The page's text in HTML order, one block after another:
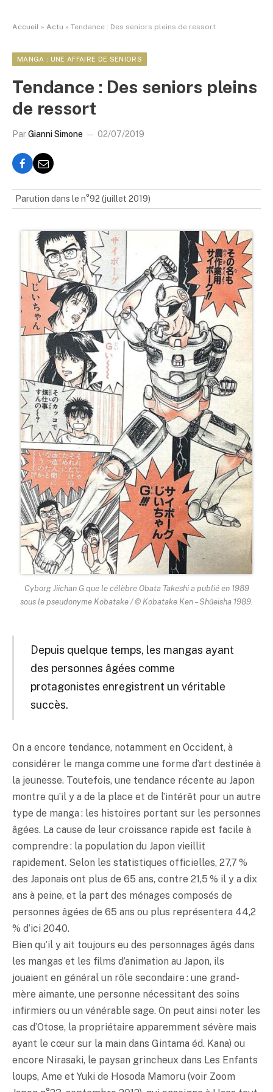
Accueil » Actu » Tendance : Des seniors pleins de ressort
MANGA : UNE AFFAIRE DE SENIORS
Tendance : Des seniors pleins
de ressort
ParGianni Simone 02/07/2019
Parution dans le n°92 (juillet 2019)
Cyborg Jiichan G que le célèbre Obata Takeshi a publié en 1989
sous le pseudonyme Kobatake / © Kobatake Ken – Shûeisha 1989.
Depuis quelque temps, les mangas ayant
des personnes âgées comme
protagonistes enregistrent un véritable
succès.
On a encore tendance, notamment en Occident, à
considérer le manga comme une forme d’art destinée à
la jeunesse. Toutefois, une tendance récente au Japon
montre qu’il y a de la place et de l’intérêt pour un autre
type de manga : les histoires portant sur les personnes
âgées. La cause de leur croissance rapide est facile à
comprendre : la population du Japon vieillit
rapidement. Selon les statistiques officielles, 27,7 %
des Japonais ont plus de 65 ans, contre 21,5 % il y a dix
ans à peine, et la part des ménages composés de
personnes âgées de 65 ans ou plus représentera 44,2
% d’ici 2040.
Bien qu’il y ait toujours eu des personnages âgés dans
les mangas et les films d’animation au Japon, ils
jouaient en général un rôle secondaire : une grand-
mère aimante, une personne nécessitant des soins
infirmiers ou un vénérable sage. On peut ainsi noter les
cas d’Otose, la propriétaire apparemment sévère mais
ayant le cœur sur la main dans Gintama éd. Kana) ou
encore Nirasaki, le paysan grincheux dans Les Enfants
loups, Ame et Yuki de Hosoda Mamoru (voir Zoom